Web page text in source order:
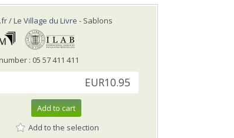
/ Le Village du Livre - Sablons
: 05 57 411 411
EUR10.95
Add to cart
Add to the selection